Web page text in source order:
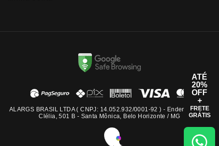
ALARGS BRASIL LTDA ( CNPJ: 14.052.932/0001-92 ) - Endereço: Rua
Clélia, 501 B - Santa Mônica, Belo Horizonte / MG
ATÉ
20%
OFF
+
FRETE
GRÁTIS